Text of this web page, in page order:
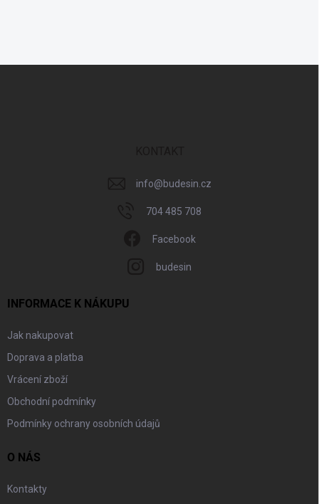
info@budesin.cz
704 485 708
Facebook
budesin
INFORMACE K NÁKUPU
Jak nakupovat
Doprava a platba
Vrácení zboží
Obchodní podmínky
Podmínky ochrany osobních údajů
O NÁS
Kontakty